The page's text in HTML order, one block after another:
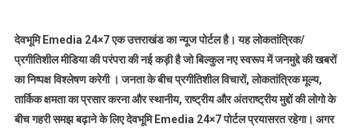
देवभूमि Emedia 24×7 एक उत्तराखंड का न्यूज पोर्टल है। यह लोकतांत्रिक/
प्रगीतिशील मीडिया की परंपरा की नई कड़ी है जो बिल्कुल नए स्वरूप में जनमुद्दे की खबरों
का निष्पक्ष विश्लेषण करेगी । जनता के बीच प्रगीतिशील विचारों, लोकतांत्रिक मूल्य,
तार्किक क्षमता का प्रसार करना और स्थानीय, राष्ट्रीय और अंतराष्ट्रीय मुद्दों की लोगो के
बीच गहरी समझ बढ़ाने के लिए देवभूमि Emedia 24×7 पोर्टल प्रयासरत रहेगा। अगर